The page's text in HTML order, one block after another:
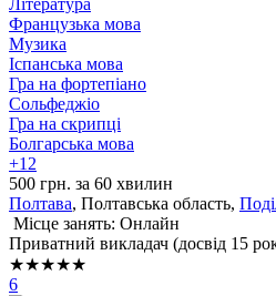
Література
Французька мова
Музика
Іспанська мова
Гра на фортепіано
Сольфеджіо
Гра на скрипці
Болгарська мова
+12
500 грн. за 60 хвилин
Полтава, Полтавська область,
Місце занять: Онлайн
Приватний викладач (досвід 15
★★★★★
6